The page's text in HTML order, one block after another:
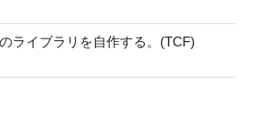
ライブラリを自作する。(TCF)